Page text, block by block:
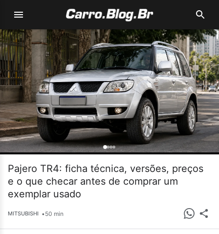
Pajero TR4: ficha técnica, versões, preços
e o que checar antes de comprar um
exemplar usado
MITSUBISHI •50 min